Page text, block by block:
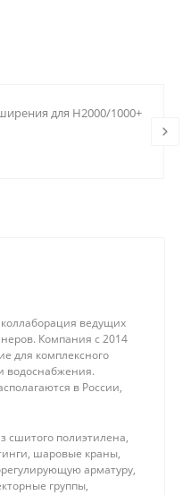
для H2000/1000+
ведущих
Компания с 2014
для комплексного
водоснабжения.
в России,
сшитого полиэтилена,
шаровые краны,
арматуру,
группы,